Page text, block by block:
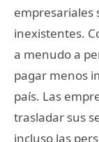
empresariales
inexistentes.
a menudo a
pagar menos
país. Las
trasladar sus
incluso las